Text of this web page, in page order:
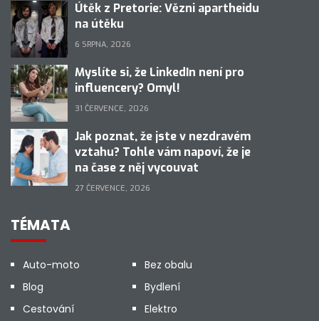
Útěk z Pretorie: Vězni apartheidu
na útěku
6 SRPNA, 2026
Myslíte si, že LinkedIn není pro
influencery? Omyl!
31 ČERVENCE, 2026
Jak poznat, že jste v nezdravém
vztahu? Tohle vám napoví, že je
na čase z něj vycouvat
27 ČERVENCE, 2026
TÉMATA
Auto-moto
Bez obalu
Blog
Bydlení
Cestování
Elektro